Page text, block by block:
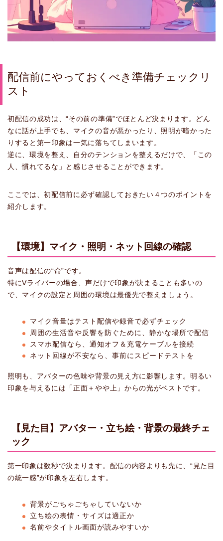
配信前にやっておくべき準備チェックリ
スト
初配信の成功は、“その前の準備”でほとんど決まります。どん
なに話が上手でも、マイクの音が悪かったり、照明が暗かった
りすると第一印象は一気に落ちてしまいます。
逆に、環境を整え、自分のテンションを整えるだけで、「この
人、慣れてるな」と感じさせることができます。
ここでは、初配信前に必ず確認しておきたい４つのポイントを
紹介します。
【環境】マイク・照明・ネット回線の確認
音声は配信の“命”です。
特にVライバーの場合、声だけで印象が決まることも多いの
で、マイクの設定と周囲の環境は最優先で整えましょう。
マイク音量はテスト配信や録音で必ずチェック
周囲の生活音や反響を防ぐために、静かな場所で配信
スマホ配信なら、通知オフ＆充電ケーブルを接続
ネット回線が不安なら、事前にスピードテストを
照明も、アバターの色味や背景の見え方に影響します。明るい
印象を与えるには「正面＋やや上」からの光がベストです。
【見た目】アバター・立ち絵・背景の最終チェ
ック
第一印象は数秒で決まります。配信の内容よりも先に、“見た目
の統一感”が印象を左右します。
背景がごちゃごちゃしていないか
立ち絵の表情・サイズは適正か
名前やタイトル画面が読みやすいか